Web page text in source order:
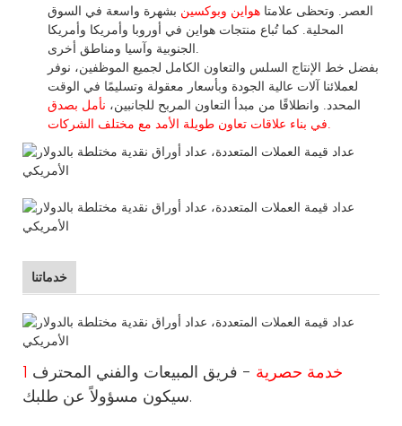
العصر. وتحظى علامتا هواين وبوكسين بشهرة واسعة في السوق
المحلية. كما تُباع منتجات هواين في أوروبا وأمريكا وأمريكا
بفضل خط الإنتاج السلس والتعاون الكامل لجميع الموظفين، نوفر
لعملائنا آلات عالية الجودة وبأسعار معقولة وتسليمًا في الوقت
المحدد. وانطلاقًا من مبدأ التعاون المربح للجانبين، نأمل بصدق
في بناء علاقات تعاون طويلة
خدماتنا
1 خدمة حصرية - فريق المبيعات والفني المحترف
سيكون مسؤولاً عن طلبك.